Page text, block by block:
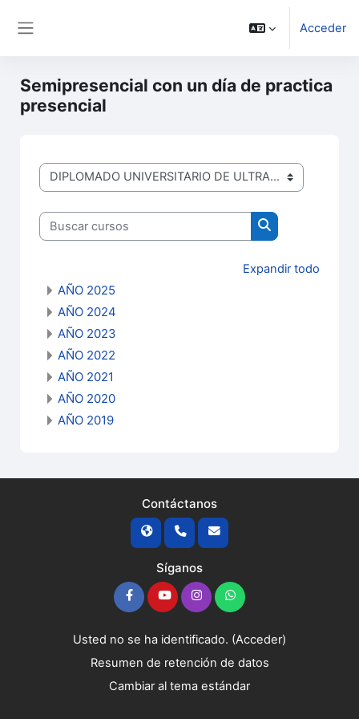
Acceder
Semipresencial con un día de practica
presencial
DIPLOMADOS
Buscar cursos
Buscar cursos
Expandir todo
AÑO 2025
AÑO 2024
AÑO 2023
AÑO 2022
AÑO 2021
AÑO 2020
AÑO 2019
Contáctanos
Síganos
Usted no se ha identificado. (Acceder)
Resumen de retención de datos
Cambiar al tema estándar